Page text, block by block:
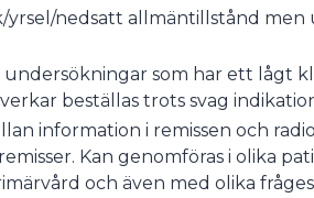
nedsatt allmäntillstånd men
som har ett lågt
beställas trots svag
information i remissen och
Kan genomföras i olika
och även med olika